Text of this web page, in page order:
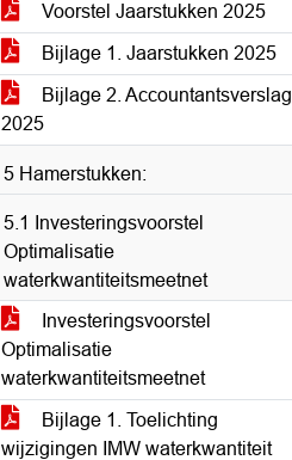
Voorstel Jaarstukken 2025
Bijlage 1. Jaarstukken 2025
Bijlage 2. Accountantsverslag
2025
5 Hamerstukken:
5.1 Investeringsvoorstel
Optimalisatie
waterkwantiteitsmeetnet
Investeringsvoorstel
Optimalisatie
waterkwantiteitsmeetnet
Bijlage 1. Toelichting
wijzigingen IMW waterkwantiteit